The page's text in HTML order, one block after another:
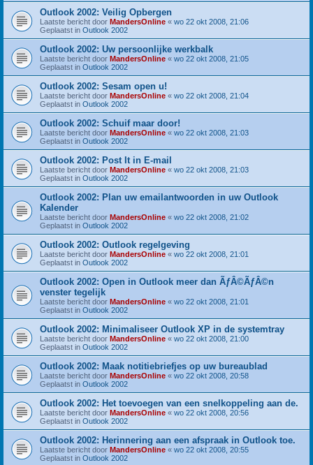
Outlook 2002: Veilig Opbergen
Laatste bericht door MandersOnline « wo 22 okt 2008, 21:06
Geplaatst in Outlook 2002
Outlook 2002: Uw persoonlijke werkbalk
Laatste bericht door MandersOnline « wo 22 okt 2008, 21:05
Geplaatst in Outlook 2002
Outlook 2002: Sesam open u!
Laatste bericht door MandersOnline « wo 22 okt 2008, 21:04
Geplaatst in Outlook 2002
Outlook 2002: Schuif maar door!
Laatste bericht door MandersOnline « wo 22 okt 2008, 21:03
Geplaatst in Outlook 2002
Outlook 2002: Post It in E-mail
Laatste bericht door MandersOnline « wo 22 okt 2008, 21:03
Geplaatst in Outlook 2002
Outlook 2002: Plan uw emailantwoorden in uw Outlook
Kalender
Laatste bericht door MandersOnline « wo 22 okt 2008, 21:02
Geplaatst in Outlook 2002
Outlook 2002: Outlook regelgeving
Laatste bericht door MandersOnline « wo 22 okt 2008, 21:01
Geplaatst in Outlook 2002
Outlook 2002: Open in Outlook meer dan ÃƒÂ©ÃƒÂ©n
venster tegelijk
Laatste bericht door MandersOnline « wo 22 okt 2008, 21:01
Geplaatst in Outlook 2002
Outlook 2002: Minimaliseer Outlook XP in de systemtray
Laatste bericht door MandersOnline « wo 22 okt 2008, 21:00
Geplaatst in Outlook 2002
Outlook 2002: Maak notitiebriefjes op uw bureaublad
Laatste bericht door MandersOnline « wo 22 okt 2008, 20:58
Geplaatst in Outlook 2002
Outlook 2002: Het toevoegen van een snelkoppeling aan de.
Laatste bericht door MandersOnline « wo 22 okt 2008, 20:56
Geplaatst in Outlook 2002
Outlook 2002: Herinnering aan een afspraak in Outlook toe.
Laatste bericht door MandersOnline « wo 22 okt 2008, 20:55
Geplaatst in Outlook 2002